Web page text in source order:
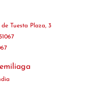
Tuesta Plaza, 3